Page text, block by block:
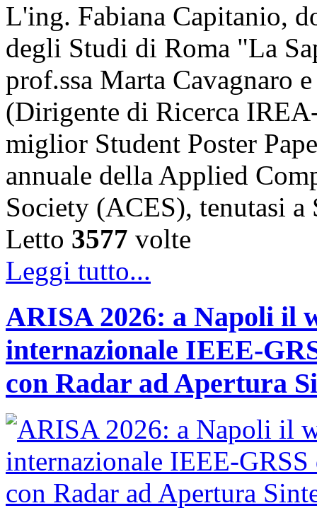
L'ing. Fabiana Capitanio,
degli Studi di Roma "La
prof.ssa Marta Cavagnaro
(Dirigente di Ricerca
miglior Student Poster
annuale della Applied
Society (ACES), tenutasi
Letto 3577 volte
Leggi tutto...
ARISA 2026: a Napoli il
internazionale IEEE-
con Radar ad Apertura